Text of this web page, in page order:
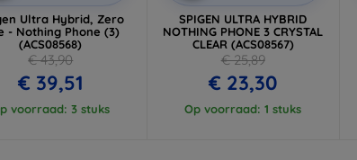
Ultra Hybrid, Zero
- Nothing Phone (3)
(ACS08568)
€ 43,90
€ 39,51
voorraad: 3 stuks
SPIGEN ULTRA HYBRID
NOTHING PHONE 3 CRYSTAL
CLEAR (ACS08567)
€ 25,89
€ 23,30
Op voorraad: 1 stuks